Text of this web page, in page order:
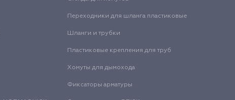
Переходники для шланга пластиковые
Шланги и трубки
Пластиковые крепления для труб
Хомуты для дымохода
Фиксаторы арматуры